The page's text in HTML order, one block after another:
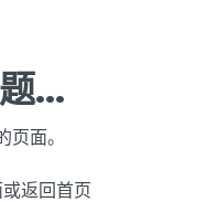
...
面。
返回首页